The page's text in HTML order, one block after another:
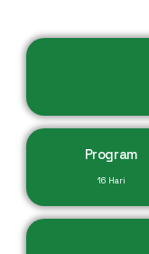
Program
16 Hari